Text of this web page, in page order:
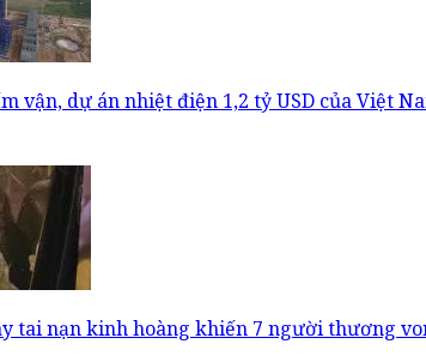
vận, dự án nhiệt điện 1,2 tỷ USD của Việt
tai nạn kinh hoàng khiến 7 người thương